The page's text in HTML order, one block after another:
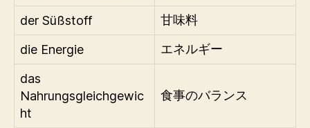
der Süßstoff 甘味料
die Energie エネルギー
das
Nahrungsgleichgewic
ht
食事のバランス